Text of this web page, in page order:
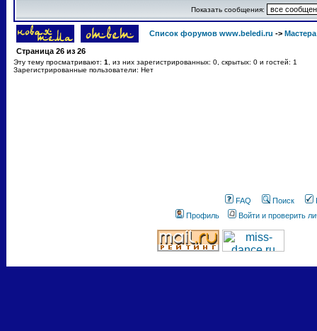
Показать сообщения:
Список форумов www.beledi.ru ->
Страница 26 из 26
Эту тему просматривают: 1
, из них зарегистрированных: 0, скрытых: 0 и гостей: 1
Зарегистрированные пользователи: Нет
FAQ Поиск
Профиль
Войти и проверить